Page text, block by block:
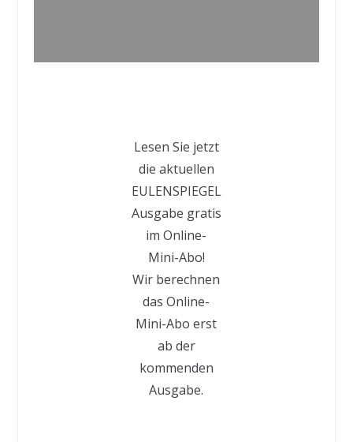
Lesen Sie jetzt
die aktuellen
EULENSPIEGEL
Ausgabe gratis
im Online-
Mini-Abo!
Wir berechnen
das Online-
Mini-Abo erst
ab der
kommenden
Ausgabe.